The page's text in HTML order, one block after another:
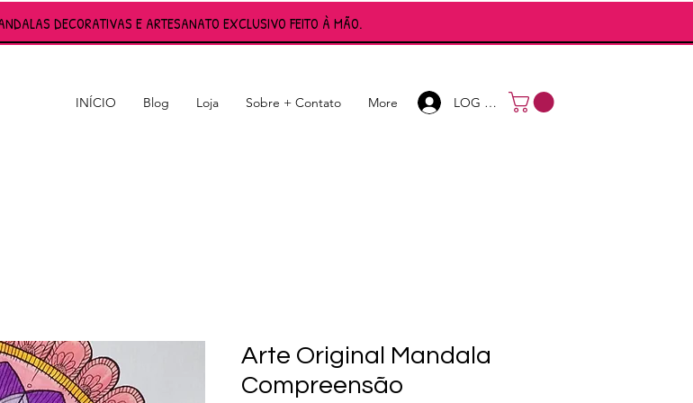
DECORATIVAS E ARTESANATO EXCLUSIVO FEITO À MÃO.
INÍCIO Blog Loja Sobre + Contato More LOG IN
Arte Original Mandala
Compreensão